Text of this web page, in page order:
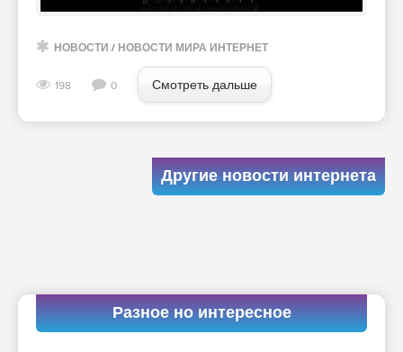
НОВОСТИ / НОВОСТИ МИРА ИНТЕРНЕТ
198 0 Смотреть дальше
Другие новости интернета
Разное но интересное